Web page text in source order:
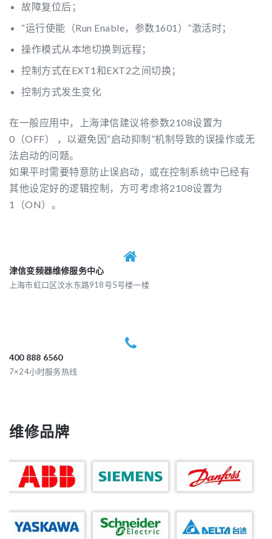
故障复位后；
“运行使能（Run Enable，参数1601）”激活时；
操作模式从本地切换到远程；
控制方式在EXT1和EXT2之间切换；
控制方式发生变化
在一般应用中，上海津信建议将参数2108设置为
0（OFF） ，以避免因“启动抑制”机制导致的误操作或无
法启动的问题。
如果平时需要特意防止误启动，或在控制系统中已经有
其他设定好的逻辑控制，方可考虑将2108设置为
1（ON）。
津信变频器维修服务中心
上海市虹口区汶水东路918号5号楼一楼
400 888 6560
7×24小时服务热线
维修品牌